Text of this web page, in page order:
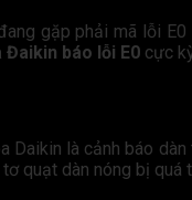
gặp phải mã lỗi
Đaikin báo lỗi E0 cực
Daikin là cảnh báo
quạt dàn nóng bị